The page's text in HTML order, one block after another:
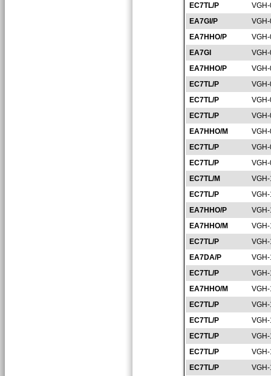
EC7TL/P
EA7GI/P
EA7HHO/P
EA7GI
EA7HHO/P
EC7TL/P
EC7TL/P
EC7TL/P
EA7HHO/M
EC7TL/P
EC7TL/P
EC7TL/M
EC7TL/P
EA7HHO/P
EA7HHO/M
EC7TL/P
EA7DA/P
VGH-
EC7TL/P
VGH-
EA7HHO/M
VGH-
EC7TL/P
EC7TL/P
EC7TL/P
EC7TL/P
EC7TL/P